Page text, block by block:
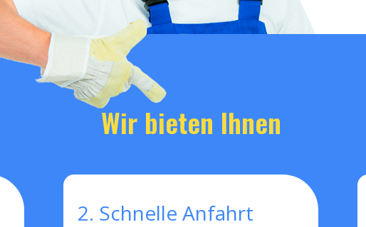
Wir bieten Ihnen
2. Schnelle Anfahrt